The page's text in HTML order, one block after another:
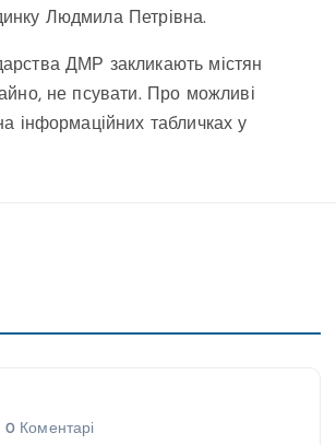
Людмила Петрівна.
ДМР закликають містян
не псувати. Про можливі
інформаційних табличках у
0 Коментарі